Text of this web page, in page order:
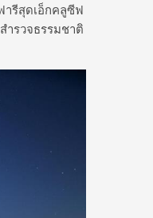
รีสุดเอ็กคลูซีฟ
รวจธรรมชาติ